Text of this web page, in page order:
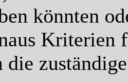
könnten
Kriterien
die